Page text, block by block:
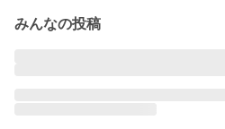
みんなの投稿